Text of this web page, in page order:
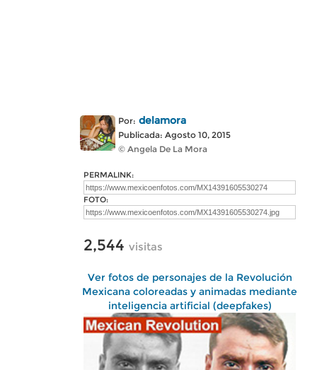
Por: delamora
Publicada: Agosto 10, 2015
© Angela De La Mora
PERMALINK:
FOTO:
2,544 visitas
Ver fotos de personajes de la Revolución
Mexicana coloreadas y animadas mediante
inteligencia artificial (deepfakes)